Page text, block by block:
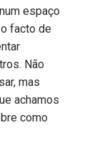
espaço
facto de
Não
mas
achamos
como